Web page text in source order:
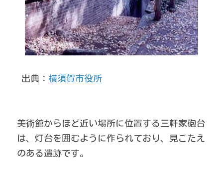
出典： 横須賀市役所
美術館からほど近い場所に位置する三軒家砲台
は、灯台を囲むように作られており、見ごたえ
のある遺跡です。